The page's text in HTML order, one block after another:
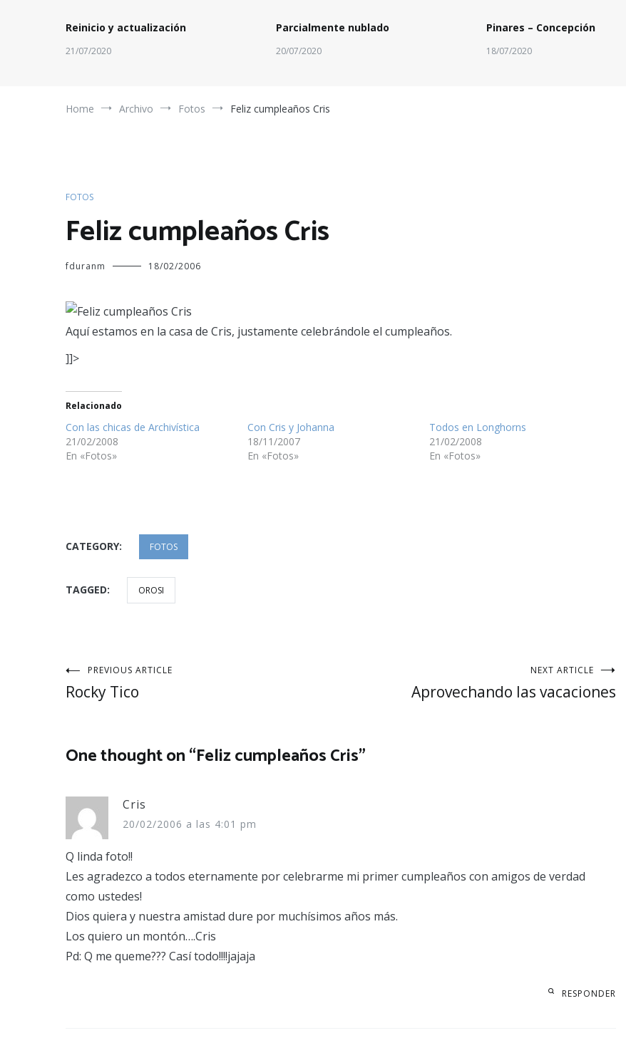
Reinicio y actualización
21/07/2020
Parcialmente nublado
20/07/2020
Pinares – Concepción
18/07/2020
Home Archivo Fotos Feliz cumpleaños Cris
FOTOS
Feliz cumpleaños Cris
fduranm 18/02/2006
Aquí estamos en la casa de Cris, justamente celebrándole el cumpleaños.
]]>
Relacionado
Con las chicas de Archivística
21/02/2008
En «Fotos»
Con Cris y Johanna
18/11/2007
En «Fotos»
Todos en Longhorns
21/02/2008
En «Fotos»
CATEGORY: FOTOS
TAGGED: OROSI
Navegación
entradas
PREVIOUS ARTICLE
Rocky Tico
NEXT ARTICLE
Aprovechando las vacaciones
One thought on “Feliz cumpleaños Cris”
Cris
20/02/2006 a las 4:01 pm
Q linda foto!!
Les agradezco a todos eternamente por celebrarme mi primer cumpleaños con amigos de verdad
como ustedes!
Dios quiera y nuestra amistad dure por muchísimos años más.
Los quiero un montón….Cris
Pd: Q me queme??? Casí todo!!!!jajaja
RESPONDER